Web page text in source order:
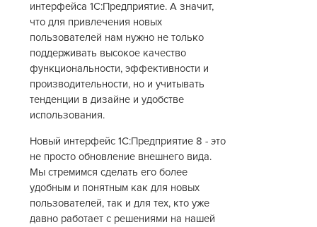
интерфейса 1С:Предприятие. А значит,
что для привлечения новых
пользователей нам нужно не только
поддерживать высокое качество
функциональности, эффективности и
производительности, но и учитывать
тенденции в дизайне и удобстве
использования.
Новый интерфейс 1С:Предприятие 8 - это
не просто обновление внешнего вида.
Мы стремимся сделать его более
удобным и понятным как для новых
пользователей, так и для тех, кто уже
давно работает с решениями на нашей